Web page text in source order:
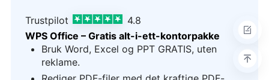
Trustpilot
4.8
WPS Office – Gratis alt-i-ett-kontorpakke
Bruk Word, Excel og PPT GRATIS, uten
reklame.